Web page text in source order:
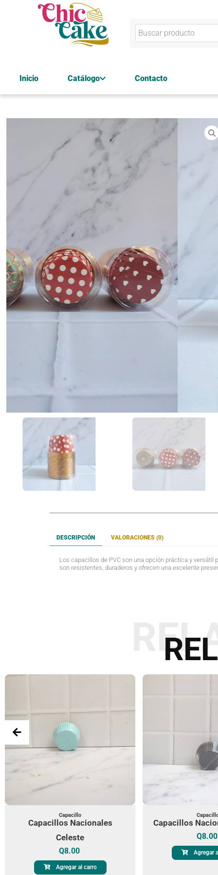
Inicio Catálogo Contacto
DESCRIPCIÓN VALORACIONES (0)
Los capacillos de PVC son una opción práctica y
son resistentes, duraderos y ofrecen una excelente
Capacillo
Capacillos Nacionales
Celeste
Q8.00
Agregar al carro
Capacillos
Q8.00
Agregar